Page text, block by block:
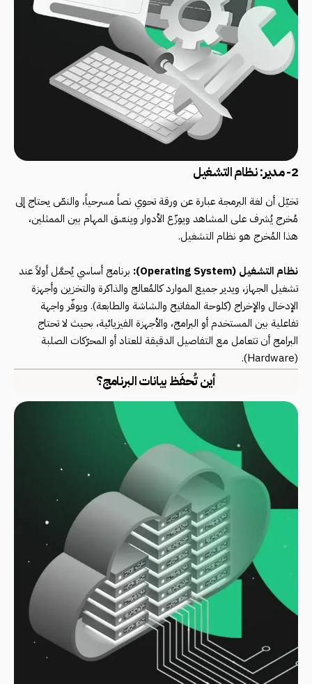
2- مدير: نظام التشغيل
تخيّل أن لغة البرمجة عبارة عن ورقة تحوي نصاً مسرحياً، والنصّ يحتاج إلى
مُخرج يُشرف على المشاهد ويوزّع الأدوار وينسّق المهام بين الممثلين،
هذا المُخرج هو نظام التشغيل.
نظام التشغيل (Operating System):
برنامج أساسي يُحمَّل أولاً عند
تشغيل الجهاز، ويدير جميع الموارد كالمُعالج والذاكرة والتخزين وأجهزة
الإدخال والإخراج (كلوحة المفاتيح والشاشة والطابعة). ويوفّر واجهة
تفاعلية بين المستخدم أو البرامج، والأجهزة الفيزيائية، بحيث لا تحتاج
البرامج أن تتعامل مع التفاصيل الدقيقة للعتاد أو المحرّكات الصلبة
(Hardware).
أين تُحفَظ بيانات البرنامج؟